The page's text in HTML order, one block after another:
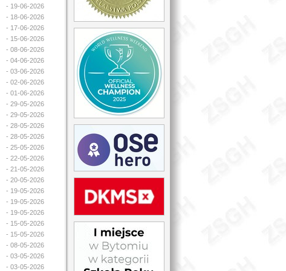
- 19-06-2026
- 18-06-2026
- 17-06-2026
- 15-06-2026
- 08-06-2026
- 04-06-2026
- 03-06-2026
- 02-06-2026
- 01-06-2026
- 29-05-2026
- 29-05-2026
- 28-05-2026
- 28-05-2026
- 25-05-2026
- 22-05-2026
- 21-05-2026
- 20-05-2026
- 19-05-2026
- 19-05-2026
- 19-05-2026
- 15-05-2026
- 15-05-2026
- 08-05-2026
- 03-05-2026
- 03-05-2026